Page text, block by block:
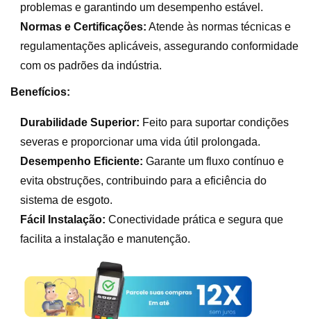
problemas e garantindo um desempenho estável.
Normas e Certificações: Atende às normas técnicas e
regulamentações aplicáveis, assegurando conformidade
com os padrões da indústria.
Benefícios:
Durabilidade Superior: Feito para suportar condições
severas e proporcionar uma vida útil prolongada.
Desempenho Eficiente: Garante um fluxo contínuo e
evita obstruções, contribuindo para a eficiência do
sistema de esgoto.
Fácil Instalação: Conectividade prática e segura que
facilita a instalação e manutenção.